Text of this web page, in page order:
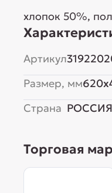
хлопок 50%,
Артикул
Размер, мм
Страна РОССИЯ
Торговая